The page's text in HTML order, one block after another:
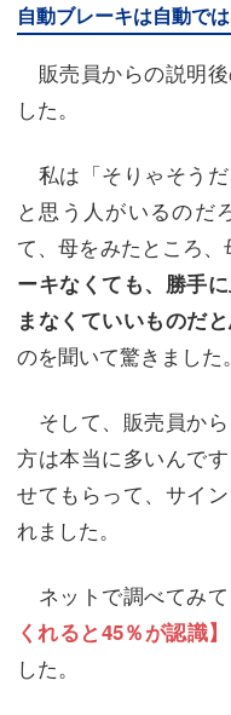
自動ブレーキは自動で
販売員からの説明
した。
私は「そりゃそう
と思う人がいるのだ
て、母をみたところ、
ーキなくても、勝手
まなくていいものだ
のを聞いて驚きました。
そして、販売員か
方は本当に多いんで
せてもらって、サイ
れました。
ネットで調べてみて
くれると45％が認識】
した。